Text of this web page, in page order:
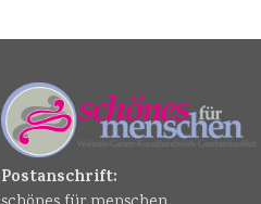
Postanschrift: